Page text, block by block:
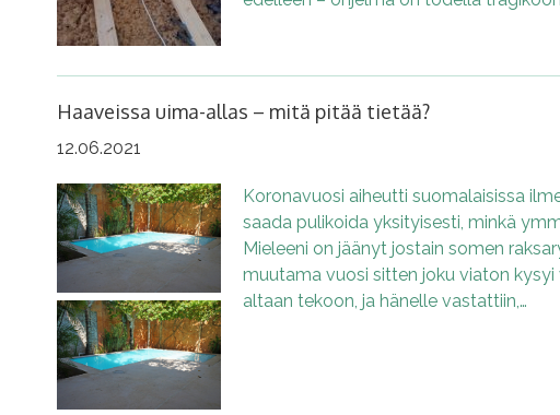
Haaveissa uima-allas – mitä pitää tietää?
12.06.2021
Koronavuosi aiheutti suomalaisissa
saada pulikoida yksityisesti, minkä
Mieleeni on jäänyt jostain somen
muutama vuosi sitten joku viaton kysyi
altaan tekoon, ja hänelle vastattiin,…